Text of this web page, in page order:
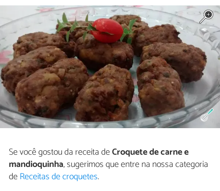
Se você gostou da receita deCroquete de carne e
mandioquinha, sugerimos que entre na nossa categoria
deReceitas de croquetes.